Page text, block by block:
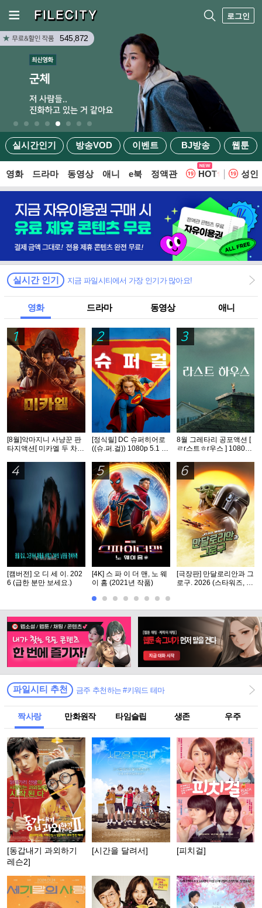
로그인
실시간인기 방송VOD 이벤트 BJ방송 웹툰
545,872
영화 드라마 동영상 애니 e북 정액관 HOT 웹
성인
실시간 인기 지금 파일시티에서 가장 인기가 많아요!
영화 드라마 동영상 애니
1
[8월]악마지니 사냥꾼 판
타지액션[ 미카엘 두 차원
2
[정식릴] DC 슈퍼히어로
((슈.퍼.걸)) 1080p 5.1 공
3
8월 그레타리 공포액션 [
ㄹr스트ㅎr우스 ] 1080p
4
[캠버전] 오 디 세 이. 202
6 (급한 분만 보세요.)
5
[4K] 스 파 이 더 맨, 노 웨
이 홈 (2021년 작품)
6
[극장판] 만달로리안과 그
로구. 2026 (스타워즈, 12
파일시티 추천 금주 추천하는 #키워드 테마
짝사랑 만화원작 타임슬립 생존 우주
[동갑내기 과외하기
레슨2]
[시간을 달려서] [피치걸]